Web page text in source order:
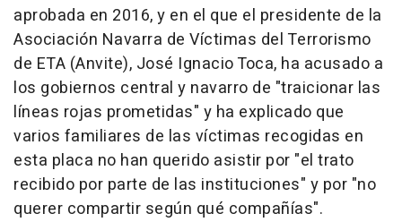
aprobada en 2016, y en el que el presidente de la
Asociación Navarra de Víctimas del Terrorismo
de ETA (Anvite), José Ignacio Toca, ha acusado a
los gobiernos central y navarro de "traicionar las
líneas rojas prometidas" y ha explicado que
varios familiares de las víctimas recogidas en
esta placa no han querido asistir por "el trato
recibido por parte de las instituciones" y por "no
querer compartir según qué compañías".